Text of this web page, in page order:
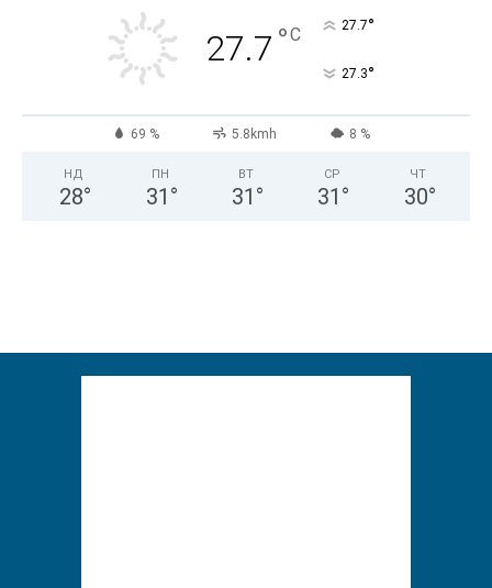
27.7 °C 27.7°
27.3°
69 % 5.8kmh 8 %
НД
28°
ПН
31 °
ВТ
31 °
СР
31 °
ЧТ
30°